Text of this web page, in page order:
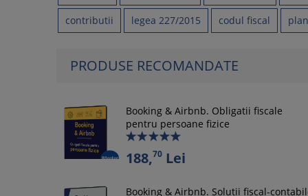
contributii legea 227/2015 codul fiscal
PRODUSE RECOMANDATE
Booking & Airbnb. Obligatii fiscale
pentru persoane fizice
188,70 Lei
Booking & Airbnb. Solutii fiscal-